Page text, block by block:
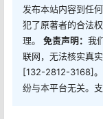
发布本站内容到任
犯了原著者的合法
理。 免责声明： 我
联网，无法核实真
[132-2812-3168]。
纷与本平台无关。